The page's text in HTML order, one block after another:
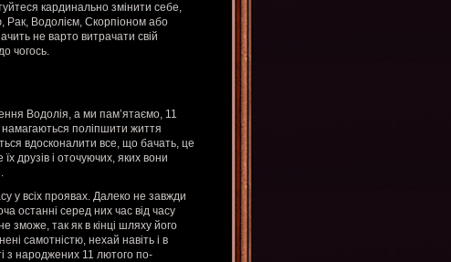
кардинально змінити себе,
Рак, Водолієм, Скорпіоном або
не варто витрачати свій
чогось.
Водолія, а ми пам’ятаємо, 11
поліпшити життя
вдосконалити все, що бачать, це
друзів і оточуючих, яких вони
у всіх проявах. Далеко не завжди
останні серед них час від часу
зможе, так як в кінці шляху його
самотністю, нехай навіть і в
з народжених 11 лютого по-